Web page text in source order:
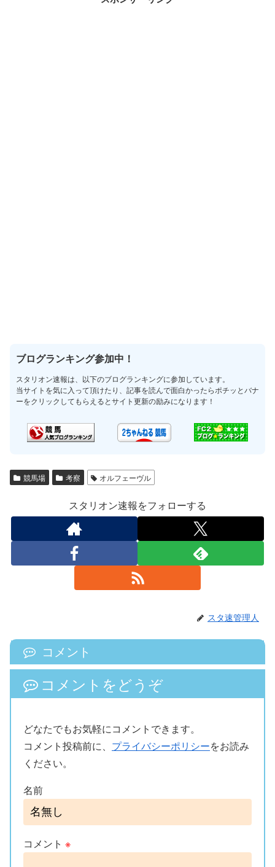
ブログランキング参加中！
スタリオン速報は、以下のブログランキングに参加しています。
当サイトを気に入って頂けたり、記事を読んで面白かったらポチッとバナ
ーをクリックしてもらえるとサイト更新の励みになります！
競馬場 考察 オルフェーヴル
スタリオン速報をフォローする
スタ速管理人
コメント
コメントをどうぞ
どなたでもお気軽にコメントできます。
コメント投稿前に、 プライバシーポリシーをお読み
ください。
名前
コメント ※